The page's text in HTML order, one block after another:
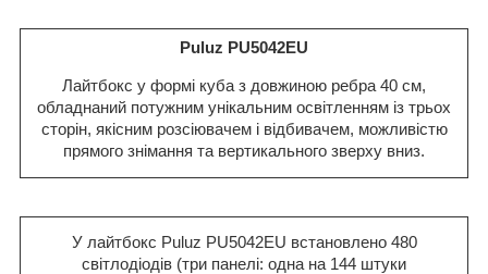
Puluz PU5042EU
Лайтбокс у формі куба з довжиною ребра 40 см,
обладнаний потужним унікальним освітленням із трьох
сторін, якісним розсіювачем і відбивачем, можливістю
прямого знімання та вертикального зверху вниз.
У лайтбокс Puluz PU5042EU встановлено 480
світлодіодів (три панелі: одна на 144 штуки